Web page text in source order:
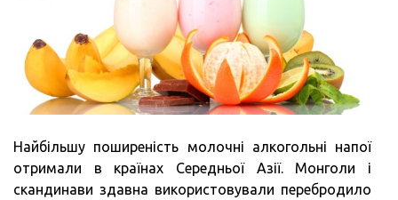
Найбільшу поширеність молочні алкогольні напої
отримали в країнах Середньої Азії. Монголи і
скандинави здавна використовували перебродило